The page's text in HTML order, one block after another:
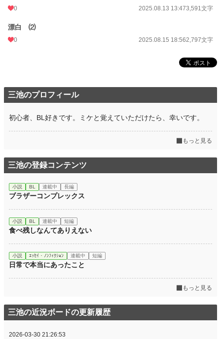
年間ポイント
累計ポイント
0 2025.08.13 13:473,591文字
漂白 ⑵
0 2025.08.15 18:562,797文字
三池のプロフィール
初心者、BL好きです。ミケと覚えていただけたら、幸いです。
もっと見る
三池の登録コンテンツ
小説 BL 連載中 長編
ブラザーコンプレックス
小説 BL 連載中 短編
食べ残しなんてありえない
小説 ｴｯｾｲ・ﾉﾝﾌｨｸｼｮﾝ 連載中 短編
日常で本当にあったこと
もっと見る
三池の近況ボードの更新履歴
2026-03-30 21:26:53